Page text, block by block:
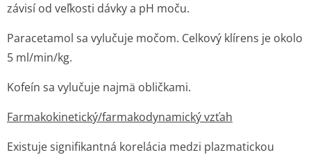
závisí od veľkosti dávky a pH moču.
Paracetamol sa vylučuje močom. Celkový klírens je okolo
5 ml/min/kg.
Kofeín sa vylučuje najmä obličkami.
Farmakokinetic­ký/farmakodyna­mický vzťah
Existuje signifikantná korelácia medzi plazmatickou